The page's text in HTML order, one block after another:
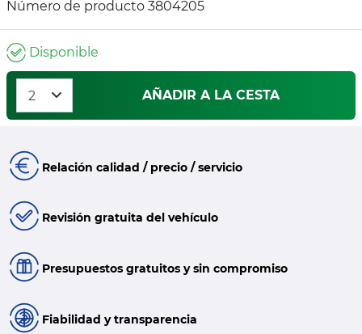
Número de producto 3804205
Disponible
AÑADIR A LA CESTA
Relación calidad / precio / servicio
Revisión gratuita del vehículo
Presupuestos gratuitos y sin compromiso
Fiabilidad y transparencia